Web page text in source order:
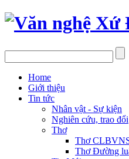
Home
Giới thiệu
Tin tức
Nhân vật - Sự kiện
Nghiên cứu, trao đổi
Thơ
Thơ
Thơ Đường